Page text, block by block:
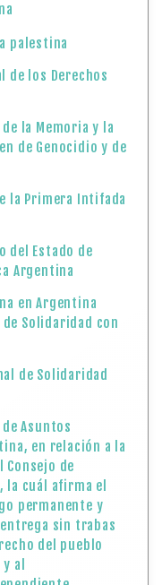
palestina
de los Derechos
la Memoria y la
de Genocidio y de
la Primera Intifada
del Estado de
Argentina
en Argentina
Solidaridad con
de Solidaridad
Asuntos
en relación a la
de
la cuál afirma el
permanente y
sin trabas
del pueblo
al